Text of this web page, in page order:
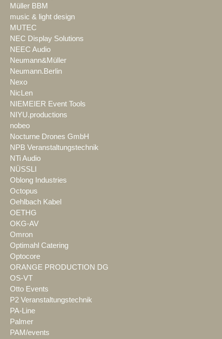
Müller BBM
music & light design
MUTEC
NEC Display Solutions
NEEC Audio
Neumann&Müller
Neumann.Berlin
Nexo
NicLen
NIEMEIER Event Tools
NIYU.productions
nobeo
Nocturne Drones GmbH
NPB Veranstaltungstechnik
NTi Audio
NÜSSLI
Oblong Industries
Octopus
Oehlbach Kabel
OETHG
OKG-AV
Omron
Optimahl Catering
Optocore
ORANGE PRODUCTION DG
OS-VT
Otto Events
P2 Veranstaltungstechnik
PA-Line
Palmer
PAM/events